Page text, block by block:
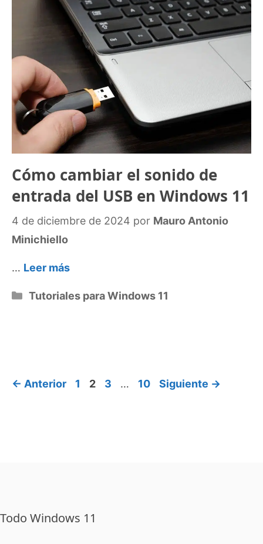
Cómo cambiar el sonido de
entrada del USB en Windows 11
4 de diciembre de 2024 por Mauro Antonio
Minichiello
… Leer más
Categorías
Tutoriales para Windows 11
← Anterior Página
1 Página
2 Página
3 … Página
10 Siguiente →
Todo Windows 11